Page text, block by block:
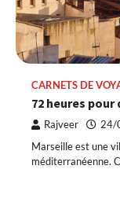
CARNETS DE
72 heures
Rajveer 24/
Marseille est une
méditerranéenne.